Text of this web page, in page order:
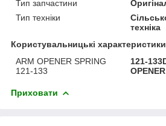
Тип запчастини
Тип техніки
техніка
Користувальницькі характеристики
ARM OPENER SPRING
121-133
121-
Приховати